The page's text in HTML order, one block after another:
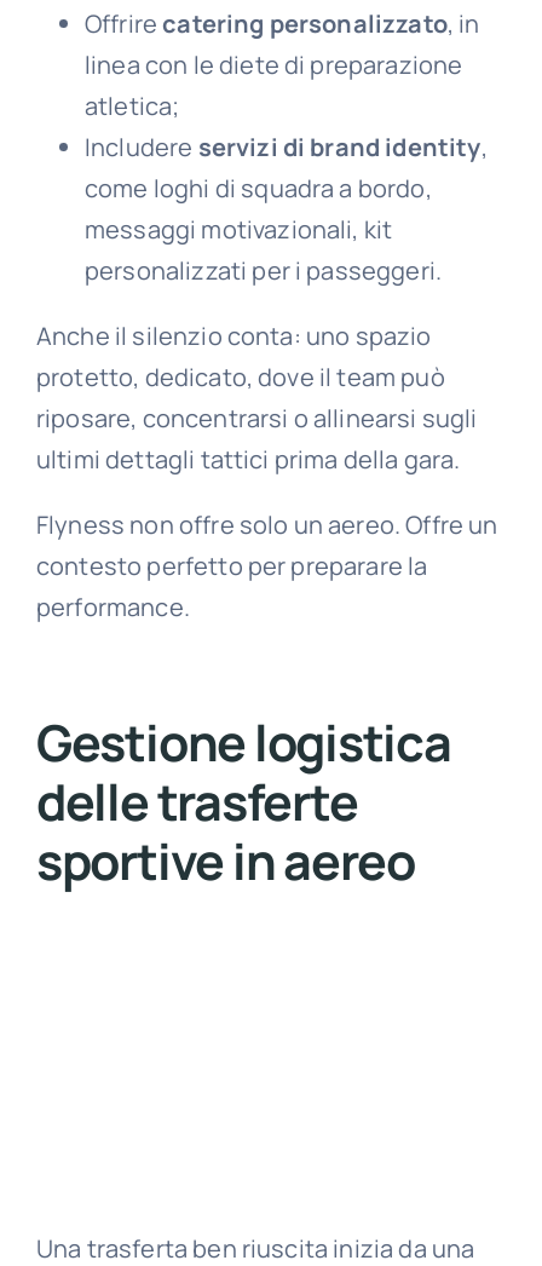
Offrirecatering personalizzato, in
linea con le diete di preparazione
atletica;
Includere servizi di brand identity,
come loghi di squadra a bordo,
messaggi motivazionali, kit
personalizzati per i passeggeri.
Anche il silenzio conta: uno spazio
protetto, dedicato, dove il team può
riposare, concentrarsi o allinearsi sugli
ultimi dettagli tattici prima della gara.
Flyness non offre solo un aereo. Offre un
contesto perfetto per preparare la
performance.
Gestione logistica
delle trasferte
sportive in aereo
Una trasferta ben riuscita inizia da una